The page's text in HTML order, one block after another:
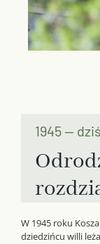
1945 — dziś
W 1945 roku
dziedzińcu willi